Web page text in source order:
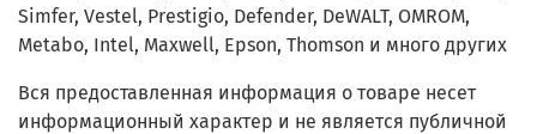
Simfer, Vestel, Prestigio, Defender, DeWALT, OMROM,
Metabo, Intel, Maxwell, Epson, Thomson и много других
Вся предоставленная информация о товаре несет
информационный характер и не является публичной